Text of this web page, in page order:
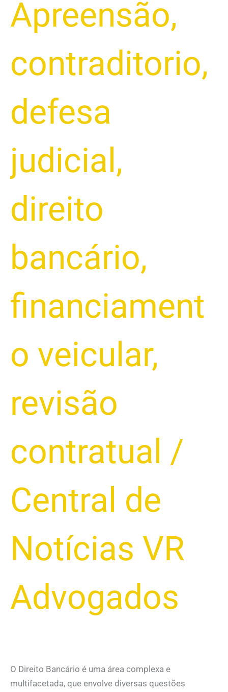
Apreensão,
contraditorio,
defesa
judicial ,
direito
bancário,
financiament
o veicular,
revisão
contratual /
Central de
Notícias VR
Advogados
O Direito Bancário é uma área complexa e
multifacetada, que envolve diversas questões